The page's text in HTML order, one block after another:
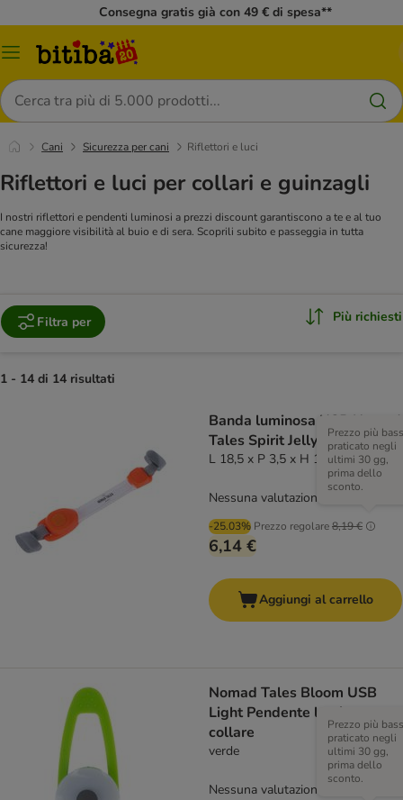
Consegna gratis già con 49 € di spesa**
Overview
Cerca
Cani Sicurezza per cani Riflettori e luci
Riflettori e luci per collari e guinzagli
I nostri riflettori e pendenti luminosi a prezzi discount garantiscono a te e al tuo
cane maggiore visibilità al buio e di sera. Scoprili subito e passeggia in tutta
sicurezza!
Filtra per Più richiesti
1 - 14 di 14 risultati
Banda luminosa USB Nomad
Tales Spirit Jelly
L 18,5 x P 3,5 x H 1,7 cm
-25.03% Prezzo regolare8,19 €
Prezzo più
praticato negli
ultimi 30 gg,
prima dello
sconto.
6,14 €
Nessuna valutazione
Aggiungi al carrello
Nomad Tales Bloom USB
Light Pendente luminoso per
collare
verde
Prezzo più
praticato negli
ultimi 30 gg,
prima dello
sconto.
Nessuna valutazione